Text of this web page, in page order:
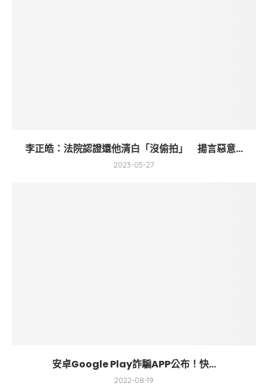
李正皓：法院認證還他清白「沒偷拍」 揚言惡意...
2023-05-27
安卓Google Play詐騙APP公布！快...
2022-08-19